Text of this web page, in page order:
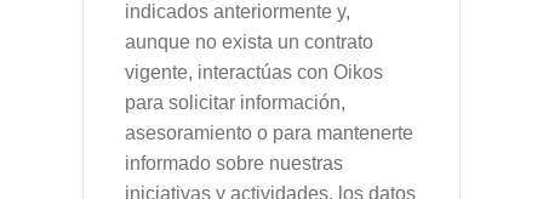
indicados anteriormente y,
aunque no exista un contrato
vigente, interactúas con Oikos
para solicitar información,
asesoramiento o para mantenerte
informado sobre nuestras
iniciativas y actividades, los datos